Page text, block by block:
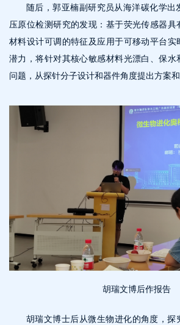
随后，郭亚楠副研究员从海洋碳化学出
压原位检测研究的发现：基于荧光传感器
材料设计可调的特征及应用于可移动平台实
潜力，将针对其核心敏感材料光漂白、保水
问题，从探针分子设计和器件角度提出方案和
胡瑞文博后作报告
胡瑞文博士后从微生物进化的角度，